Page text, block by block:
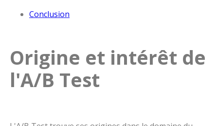
Conclusion
Origine et intérêt de
l'A/B Test